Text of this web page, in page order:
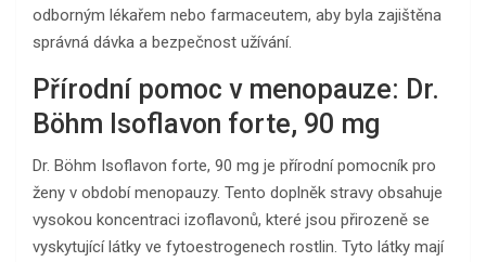
odborným lékařem nebo farmaceutem, aby byla zajištěna
správná dávka a bezpečnost užívání.
Přírodní pomoc v menopauze: Dr.
Böhm Isoflavon forte, 90 mg
Dr. Böhm Isoflavon forte, 90 mg je přírodní pomocník pro
ženy v období menopauzy. Tento doplněk stravy obsahuje
vysokou koncentraci izoflavonů, které jsou přirozeně se
vyskytující látky ve fytoestrogenech rostlin. Tyto látky mají